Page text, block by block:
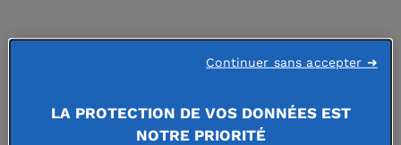
LA PROTECTION DE VOS DONNÉES EST
NOTRE PRIORITÉ
Continuer sans accepter ➜